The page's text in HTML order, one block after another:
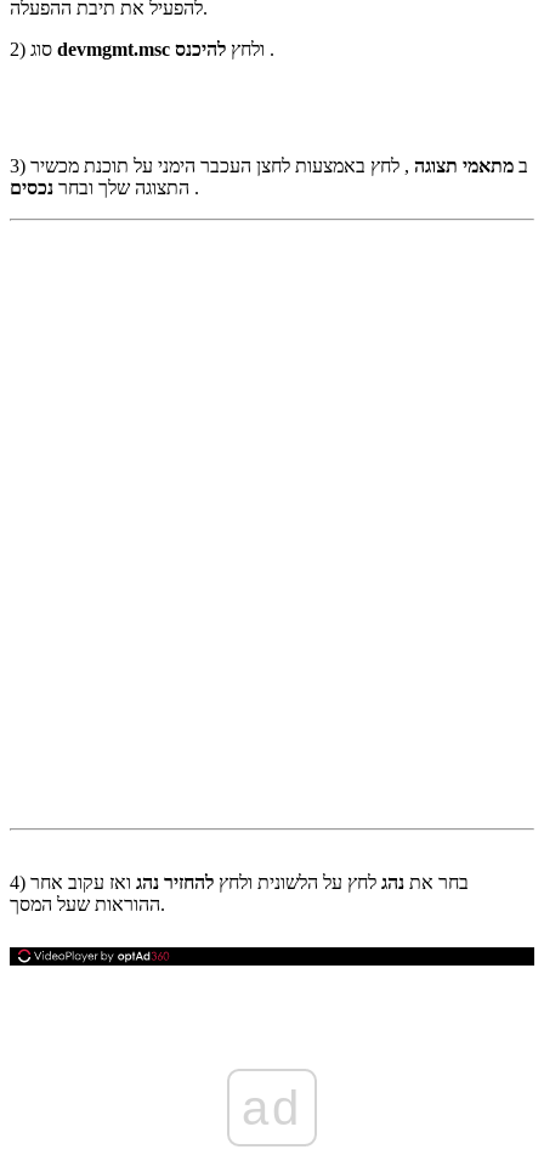
להפעיל את תיבת ההפעלה.
devmgmt.msc ולחץ להיכנס .
3) ב מתאמי תצוגה , לחץ באמצעות לחצן העכבר הימני על תוכנת מכשיר
התצוגה שלך ובחר נכסים .
4) בחר את נהג לחץ על הלשונית ולחץ להחזיר נהג ואז עקוב אחר
ההוראות שעל המסך.
ad